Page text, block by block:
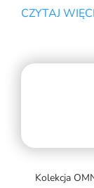
CZYTAJ
Kolekcja